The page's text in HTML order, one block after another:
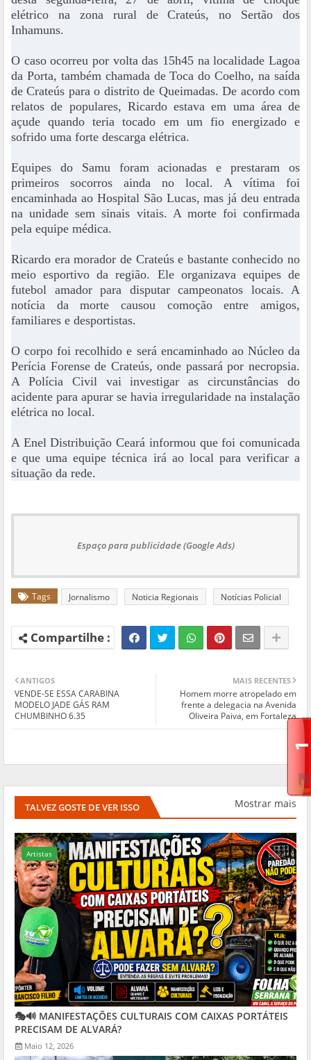
elétrico na zona rural de Crateús, no Sertão dos
Inhamuns.
O caso ocorreu por volta das 15h45 na localidade Lagoa
da Porta, também chamada de Toca do Coelho, na saída
de Crateús para o distrito de Queimadas. De acordo com
relatos de populares, Ricardo estava em uma área de
açude quando teria tocado em um fio energizado e
sofrido uma forte descarga elétrica.
Equipes do Samu foram acionadas e prestaram os
primeiros socorros ainda no local. A vítima foi
encaminhada ao Hospital São Lucas, mas já deu entrada
na unidade sem sinais vitais. A morte foi confirmada
pela equipe médica.
Ricardo era morador de Crateús e bastante conhecido no
meio esportivo da região. Ele organizava equipes de
futebol amador para disputar campeonatos locais. A
notícia da morte causou comoção entre amigos,
familiares e desportistas.
O corpo foi recolhido e será encaminhado ao Núcleo da
Perícia Forense de Crateús, onde passará por necropsia.
A Polícia Civil vai investigar as circunstâncias do
acidente para apurar se havia irregularidade na instalação
elétrica no local.
A Enel Distribuição Ceará informou que foi comunicada
e que uma equipe técnica irá ao local para verificar a
situação da rede.
Espaço para publicidade (Google Ads)
Tags Jornalismo Noticia Regionais Notícias Policial
MAIS RECENTES
Homem morre atropelado em
frente a delegacia na Avenida
Oliveira Paiva, em Fortaleza
ANTIGOS
VENDE-SE ESSA CARABINA
MODELO JADE GÁS RAM
CHUMBINHO 6.35
TALVEZ GOSTE DE VER ISSO Mostrar mais
Artistas
🎭🔊 MANIFESTAÇÕES CULTURAIS COM CAIXAS PORTÁTEIS
PRECISAM DE ALVARÁ?
Maio 12, 2026